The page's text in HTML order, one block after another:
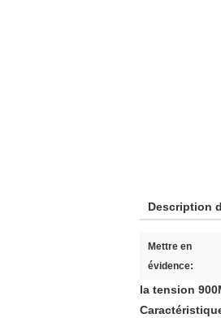
Description
Mettre en
évidence:
la tension